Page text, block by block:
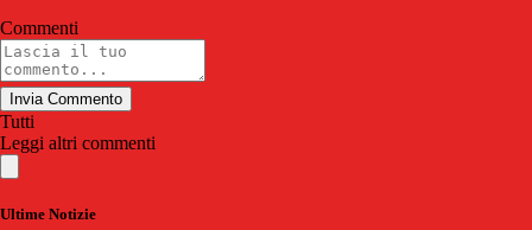
Commenti
Invia Commento
Tutti
Leggi altri commenti
Ultime Notizie